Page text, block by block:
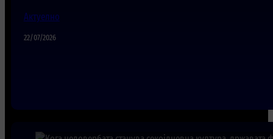
Актуелно
22/07/2026